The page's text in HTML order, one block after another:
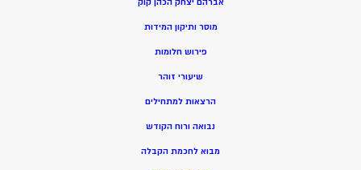
מוסר ותיקון המידות
פירוש חלומות
שיעורי זוהר
הרצאות למתחילים
נבואה ורוח הקודש
מבוא לחכמת הקבלה